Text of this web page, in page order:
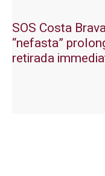
SOS Costa
“nefasta”
retirada